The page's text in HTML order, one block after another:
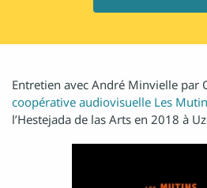
Entretien avec André Minvielle par
coopérative audiovisuelle Les
l’Hestejada de las Arts en 2018 à